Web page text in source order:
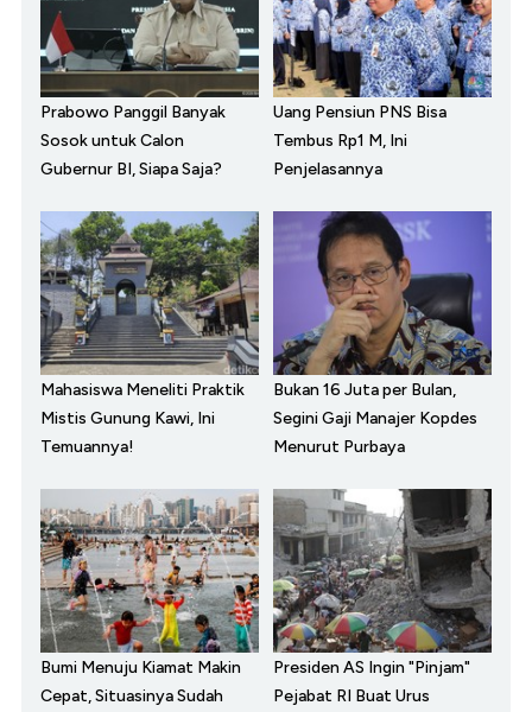
Prabowo Panggil Banyak
Sosok untuk Calon
Gubernur BI, Siapa Saja?
Uang Pensiun PNS Bisa
Tembus Rp1 M, Ini
Penjelasannya
Mahasiswa Meneliti Praktik
Mistis Gunung Kawi, Ini
Temuannya!
Bukan 16 Juta per Bulan,
Segini Gaji Manajer Kopdes
Menurut Purbaya
Bumi Menuju Kiamat Makin
Cepat, Situasinya Sudah
Presiden AS Ingin "Pinjam"
Pejabat RI Buat Urus